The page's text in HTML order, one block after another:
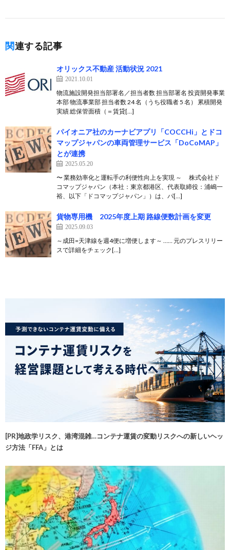
関連する記事
オリックス不動産 活動状況 2021
2021.10.01
物流施設開発担当部署名／担当者数 担当部署名 投資開発事業
本部 物流事業部 担当者数 24 名（うち役職者 5 名） 累積開発
実績 総保管面積（＝賃貸[…]
パイオニア社のカーナビアプリ「COCCHi」とドコ
マップジャパンの車両管理サービス「DoCoMAP」
とが連携
2025.05.20
〜 業務効率化と運転手の利便性向上を実現 ～ 株式会社ド
コマップジャパン（本社：東京都港区、代表取締役：浦嶋一
裕、以下「ドコマップジャパン」）は、パ[…]
貨物専用機 2025年度上期 路線便数計画を変更
2025.09.03
～成田=天津線を週4便に増便します～ …… 元のプレスリリー
スで詳細をチェック[…]
[PR]地政学リスク、港湾混雑…コンテナ運賃の変動リスクへの新しいヘッ
ジ方法「FFA」とは